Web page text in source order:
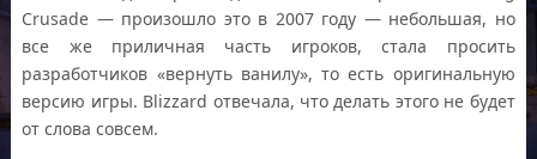
Crusade — произошло это в 2007 году — небольшая, но
все же приличная часть игроков, стала просить
разработчиков «вернуть ванилу», то есть оригинальную
версию игры. Blizzard отвечала, что делать этого не будет
от слова совсем.